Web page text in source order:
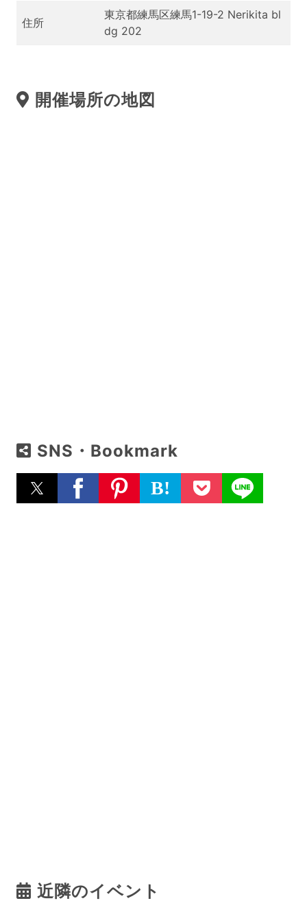
住所
東京都練馬区練馬1-19-2 Nerikita bl
dg 202
開催場所の地図
SNS・Bookmark
B!
近隣のイベント